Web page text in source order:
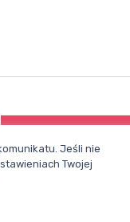
Jeśli nie
Twojej